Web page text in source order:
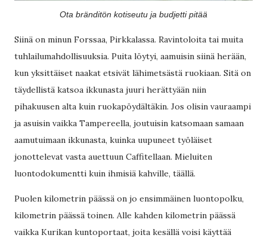
Ota bränditön kotiseutu ja budjetti pitää
Siinä on minun Forssaa, Pirkkalassa. Ravintoloita tai muita
tuhlailumahdollisuuksia. Puita löytyi, aamuisin siinä herään,
kun yksittäiset naakat etsivät lähimetsästä ruokiaan. Sitä on
täydellistä katsoa ikkunasta juuri herättyään niin
pihakuusen alta kuin ruokapöydältäkin. Jos olisin vauraampi
ja asuisin vaikka Tampereella, joutuisin katsomaan samaan
aamutuimaan ikkunasta, kuinka uupuneet työläiset
jonottelevat vasta auettuun Caffitellaan. Mieluiten
luontodokumentti kuin ihmisiä kahville, täällä.
Puolen kilometrin päässä on jo ensimmäinen luontopolku,
kilometrin päässä toinen. Alle kahden kilometrin päässä
vaikka Kurikan kuntoportaat, joita kesällä voisi käyttää